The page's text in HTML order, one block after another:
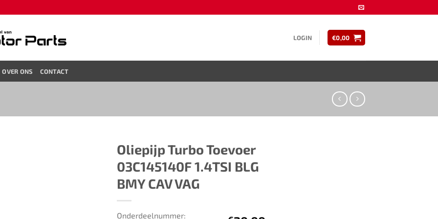
LOGIN €0,00
OVER ONS CONTACT
Oliepijp Turbo Toevoer
03C145140F 1.4TSI BLG
BMY CAV VAG
Onderdeelnummer: